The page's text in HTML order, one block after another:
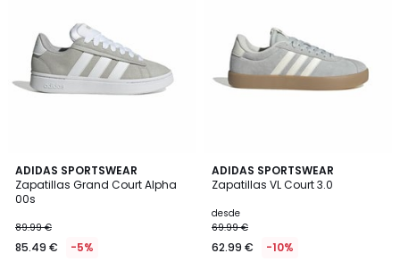
ADIDAS SPORTSWEAR
Zapatillas Grand Court Alpha
00s
89.99 €
85.49 € -5%
4,9
/ 5
ADIDAS SPORTSWEAR
Zapatillas VL Court 3.0
desde
69.99 €
62.99 € -10%
4,8
/ 5
5
Colores